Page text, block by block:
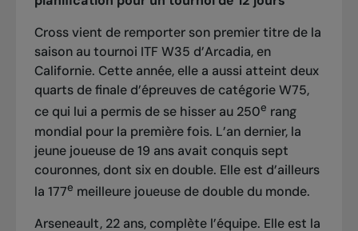
Cross vient de remporter son premier titre de la
saison au tournoi ITF W35 d’Arcadia, en
Californie. Cette année, elle a aussi atteint deux
quarts de finale d’épreuves de catégorie W75,
ce qui lui a permis de se hisser au 250e rang
mondial pour la première fois. L’an dernier, la
jeune joueuse de 19 ans avait conquis sept
couronnes, dont six en double. Elle est d’ailleurs
la 177e meilleure joueuse de double du monde.
Arseneault, 22 ans, complète l’équipe. Elle est la